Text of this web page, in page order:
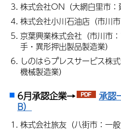
株式会社ON（大網白里市：
株式会社小川石油店（市川市
京葉興業株式会社（市川市
手・異形押出製品製造業）
しのはらプレスサービス株
機械製造業）
6月承認企業→ 承認
B）
株式会社旅友（八街市：一